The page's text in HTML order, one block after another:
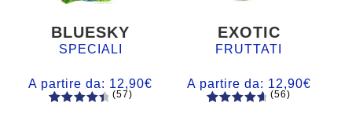
BLUESKY
SPECIALI
A partire da: 12,90€
(57)
EXOTIC
FRUTTATI
A partire da: 12,90€
(56)